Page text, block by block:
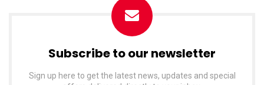
Subscribe to our newsletter
Sign up here to get the latest news, updates and special